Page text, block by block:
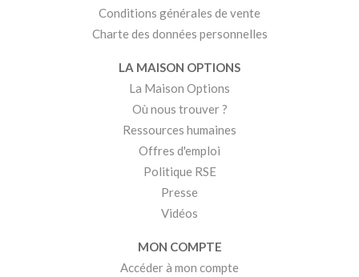
Conditions générales de vente
Charte des données personnelles
LA MAISON OPTIONS
La Maison Options
Où nous trouver ?
Ressources humaines
Offres d'emploi
Politique RSE
Presse
Vidéos
MON COMPTE
Accéder à mon compte